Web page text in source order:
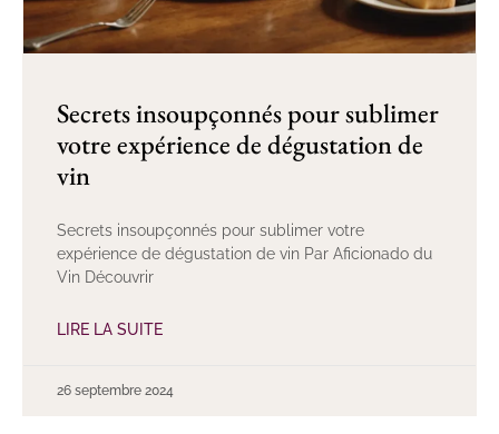
Secrets insoupçonnés pour sublimer
votre expérience de dégustation de
vin
Secrets insoupçonnés pour sublimer votre
expérience de dégustation de vin Par Aficionado du
Vin Découvrir
LIRE LA SUITE
26 septembre 2024